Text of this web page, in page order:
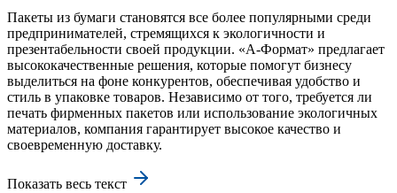
Пакеты из бумаги становятся все более популярными среди
предпринимателей, стремящихся к экологичности и
презентабельности своей продукции. «А-Формат» предлагает
высококачественные решения, которые помогут бизнесу
выделиться на фоне конкурентов, обеспечивая удобство и
стиль в упаковке товаров. Независимо от того, требуется ли
печать фирменных пакетов или использование экологичных
материалов, компания гарантирует высокое качество и
своевременную доставку.
Показать весь текст